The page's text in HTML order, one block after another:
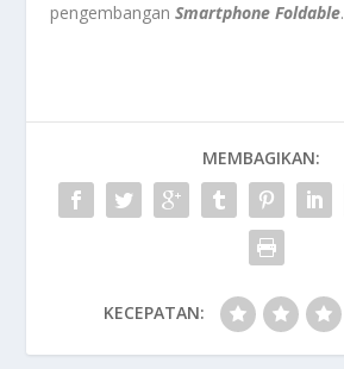
pengembanganSmartphone Foldable.
MEMBAGIKAN:
KECEPATAN: